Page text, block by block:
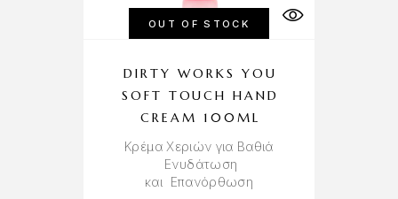
OUT OF STOCK
DIRTY WORKS YOU
SOFT TOUCH HAND
CREAM 100ML
Κρέμα Χεριών για Βαθιά
Ενυδάτωση
και Επανόρθωση